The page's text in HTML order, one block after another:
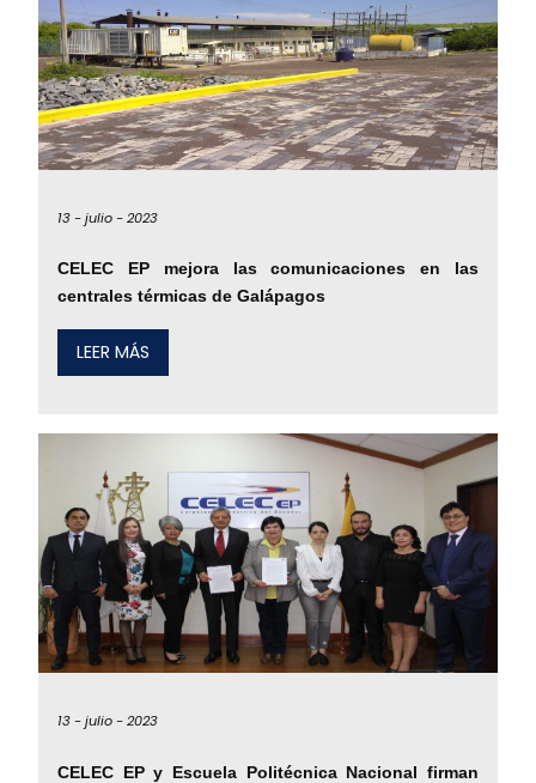
13 -julio -2023
CELEC EP mejora las comunicaciones en las
centrales térmicas de Galápagos
LEER MÁS
13 -julio -2023
CELEC EP y Escuela Politécnica Nacional firman